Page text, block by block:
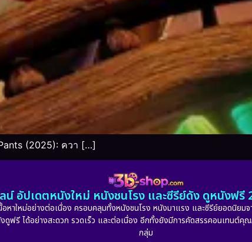
(2025): ควา […]
น์ อัปเดตหนังใหม่ หนังชนโรง และซีรีย์ดัง ดูหนังฟรี
ใหม่อย่างต่อเนื่อง ครอบคลุมทั้งหนังชนโรง หนังมาแรง และซีรีย์ยอดนิยม
ดูฟรี ได้อย่างสะดวก รวดเร็ว และต่อเนื่อง อีกทั้งยังมีการคัดสรรคอนเทนต์
กลุ่ม